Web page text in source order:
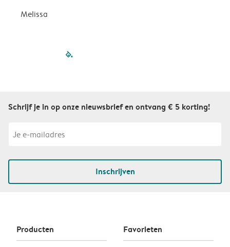
Melissa
filled-pagination
Schrijf je in op onze nieuwsbrief en ontvang € 5 korting!
Inschrijven
Producten Favorieten